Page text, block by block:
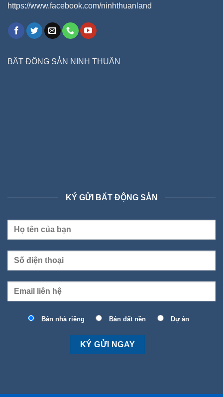
https://www.facebook.com/ninhthuanland
BẤT ĐỘNG SẢN NINH THUẬN
KÝ GỬI BẤT ĐỘNG SẢN
Bán nhà riêng Bán đất nền Dự án